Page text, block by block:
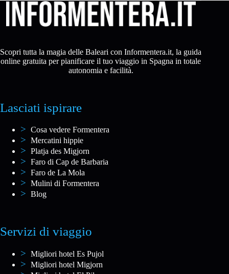
Scopri tutta la magia delle Baleari con Informentera.it, la guida
online gratuita per pianificare il tuo viaggio in Spagna in totale
autonomia e facilità.
Lasciati ispirare
Cosa vedere Formentera
Mercatini hippie
Platja des Migjorn
Faro di Cap de Barbaria
Faro de La Mola
Mulini di Formentera
Blog
Servizi di viaggio
Migliori hotel Es Pujol
Migliori hotel Migjorn